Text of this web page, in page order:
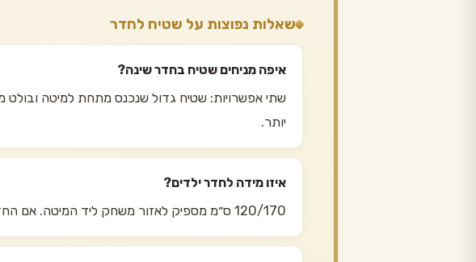
שאלות נפוצות על שטיח לחדר
איפה מניחים שטיח בחדר שינה?
שתי אפשרויות: שטיח גדול שנכנס מתחת למיטה ובולט
יותר.
איזו מידה לחדר ילדים?
120/170 ס״מ מספיק לאזור משחק ליד המיטה. אם החדר משמש בעיקר למשחק על הרצפה — כדאי לעלות ל-160/230.